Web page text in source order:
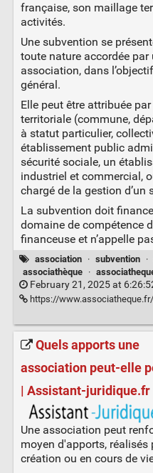
française, son maillage
activités.
Une subvention se
toute nature accordée
association, dans
général.
Elle peut être attribuée
territoriale (commune,
à statut particulier,
établissement public
sécurité sociale, un
industriel et commercial,
chargé de la gestion
La subvention doit
domaine de compétence
financeuse et n’appelle
association · subvention ·
associathèque
·
February 21, 2025 at
https://
Quels apports une
association peut-elle
| Assistant-juridique.fr
Une association peut
moyen d'apports, réalisés
création ou en cours de